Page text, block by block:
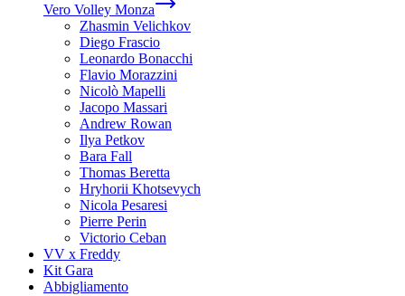
Vero Volley Monza
Zhasmin Velichkov
Diego Frascio
Leonardo Bonacchi
Flavio Morazzini
Nicolò Mapelli
Jacopo Massari
Andrew Rowan
Ilya Petkov
Bara Fall
Thomas Beretta
Hryhorii Khotsevych
Nicola Pesaresi
Pierre Perin
Victorio Ceban
VV x Freddy
Kit Gara
Abbigliamento